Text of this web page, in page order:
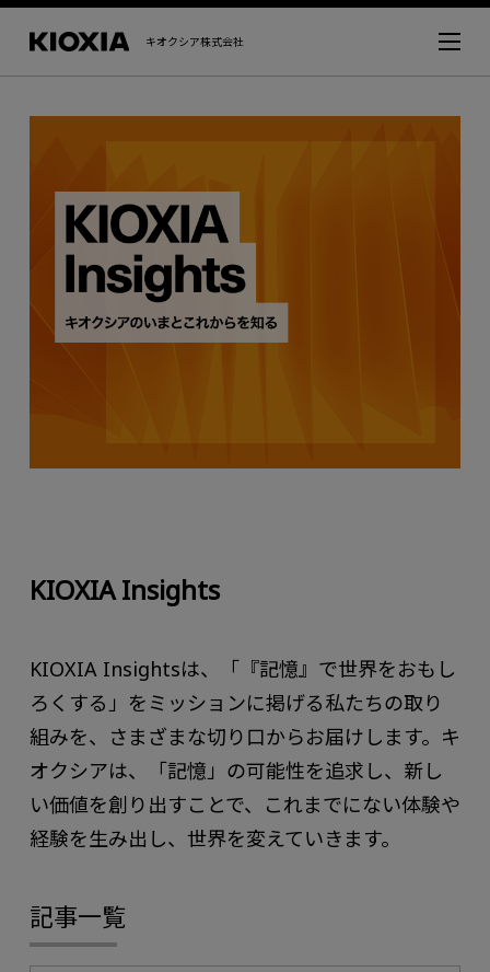
キオクシア株式会社
KIOXIA Insights
KIOXIA Insightsは、「『記憶』で世界をおもし
ろくする」をミッションに掲げる私たちの取り
組みを、さまざまな切り口からお届けします。キ
オクシアは、「記憶」の可能性を追求し、新し
い価値を創り出すことで、これまでにない体験や
経験を生み出し、世界を変えていきます。
記事一覧